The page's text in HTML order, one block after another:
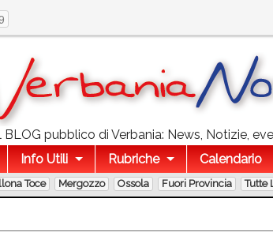
BLOG pubblico di Verbania: News, Notizie,
Info Utili Rubriche Calendario
Toce Mergozzo Ossola Fuori Provincia Tutte